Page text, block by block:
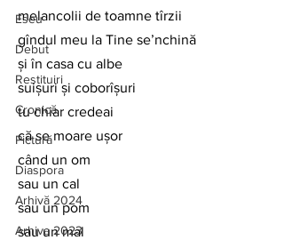
Eseu
Debut
Restituiri
Cronică
Pictură
Diaspora
Arhivă 2024
Arhiva 2023
melancolii de toamne tîrzii
gîndul meu la Tine se’nchină
și în casa cu albe
suișuri și coborîșuri
tu chiar credeai
că se moare ușor
când un om
sau un cal
sau un pom
sau un mal